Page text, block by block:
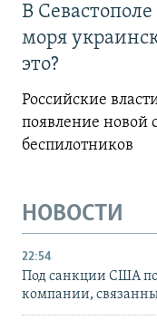
В
моря
это?
Российские
появление новой
беспилотников
НОВОСТИ
22:54
Под санкции США
компании,